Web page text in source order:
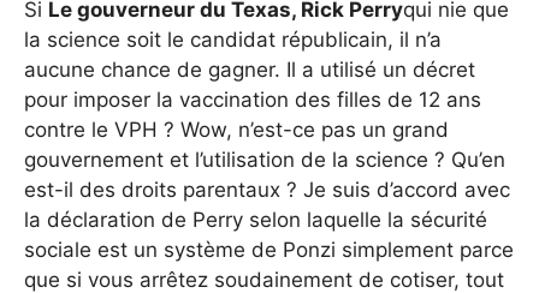
Si Le gouverneur du Texas, Rick Perryqui nie que
la science soit le candidat républicain, il n’a
aucune chance de gagner. Il a utilisé un décret
pour imposer la vaccination des filles de 12 ans
contre le VPH ? Wow, n’est-ce pas un grand
gouvernement et l’utilisation de la science ? Qu’en
est-il des droits parentaux ? Je suis d’accord avec
la déclaration de Perry selon laquelle la sécurité
sociale est un système de Ponzi simplement parce
que si vous arrêtez soudainement de cotiser, tout